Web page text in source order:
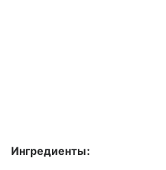
Ингредиенты: